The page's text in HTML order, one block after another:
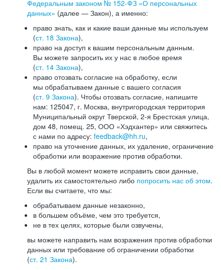
Федеральным законом № 152-ФЗ «О персональных
данных» (далее — Закон), а именно:
право знать, как и какие ваши данные мы используем
(ст. 18 Закона),
право на доступ к вашим персональным данным.
Вы можете запросить их у нас в любое время
(ст. 14 Закона),
право отозвать согласие на обработку, если
мы обрабатываем данные с вашего согласия
(ст. 9 Закона). Чтобы отозвать согласие, напишите
нам: 125047, г. Москва, внутригородская территория
Муниципальный округ Тверской, 2-я Брестская улица,
дом 48, помещ. 25, ООО «Хэдхантер» или свяжитесь
с нами по адресу: feedback@hh.ru,
право на уточнение данных, их удаление, ограничение
обработки или возражение против обработки.
Вы в любой момент можете исправить свои данные,
удалить их самостоятельно либо попросить нас об этом.
Если вы считаете, что мы:
обрабатываем данные незаконно,
в большем объёме, чем это требуется,
не в тех целях, которые были озвучены,
вы можете направить нам возражения против обработки
данных или требование об ограничении обработки
(ст. 21 Закона).